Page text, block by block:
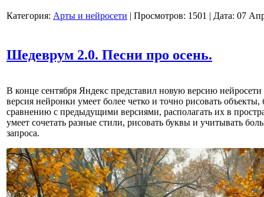
Категория: Арты и нейросети | Просмотров: 1501 | Дата: 07
Шедеврум 2.0. Песни про осень.
В конце сентября Яндекс представил новую версию
версия нейронки умеет более четко и точно рисовать объекты,
сравнению с предыдущими версиями, располагать их в
умеет сочетать разные стили, рисовать буквы и учитывать
запроса.